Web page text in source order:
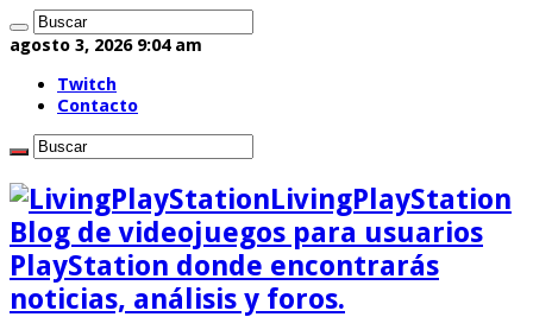
agosto 3, 2026 9:04 am
Twitch
Contacto
LivingPlayStation
Blog de videojuegos para usuarios
PlayStation donde encontrarás
noticias, análisis y foros.